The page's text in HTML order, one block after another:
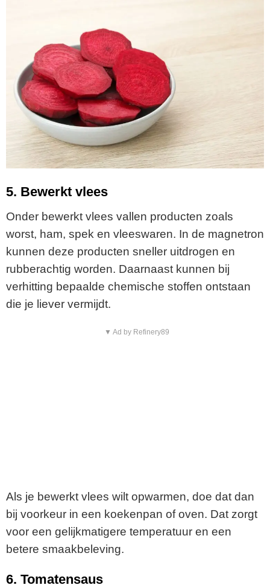
5. Bewerkt vlees
Onder bewerkt vlees vallen producten zoals
worst, ham, spek en vleeswaren. In de magnetron
kunnen deze producten sneller uitdrogen en
rubberachtig worden. Daarnaast kunnen bij
verhitting bepaalde chemische stoffen ontstaan
die je liever vermijdt.
▼ Ad by Refinery89
Als je bewerkt vlees wilt opwarmen, doe dat dan
bij voorkeur in een koekenpan of oven. Dat zorgt
voor een gelijkmatigere temperatuur en een
betere smaakbeleving.
6. Tomatensaus